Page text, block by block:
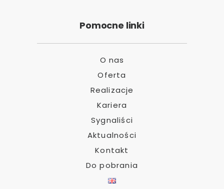
Pomocne linki
O nas
Oferta
Realizacje
Kariera
Sygnaliści
Aktualności
Kontakt
Do pobrania